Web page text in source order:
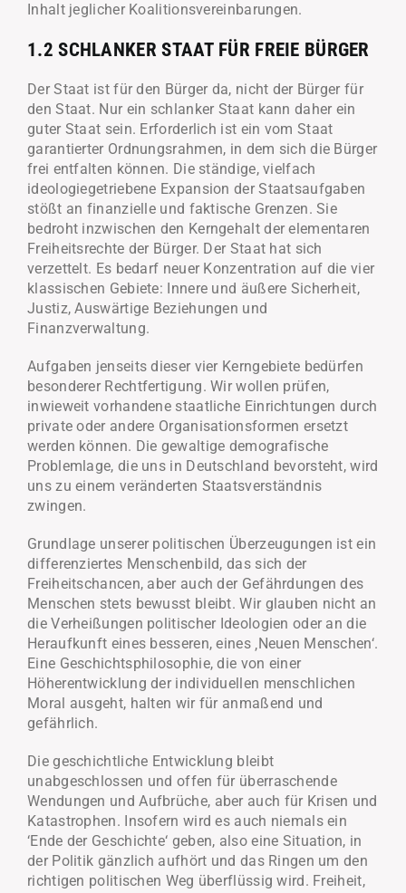
Inhalt jeglicher Koalitionsvereinbarungen.
1.2 SCHLANKER STAAT FÜR FREIE BÜRGER
Der Staat ist für den Bürger da, nicht der Bürger für
den Staat. Nur ein schlanker Staat kann daher ein
guter Staat sein. Erforderlich ist ein vom Staat
garantierter Ordnungsrahmen, in dem sich die Bürger
frei entfalten können. Die ständige, vielfach
ideologiegetriebene Expansion der Staatsaufgaben
stößt an finanzielle und faktische Grenzen. Sie
bedroht inzwischen den Kerngehalt der elementaren
Freiheitsrechte der Bürger. Der Staat hat sich
verzettelt. Es bedarf neuer Konzentration auf die vier
klassischen Gebiete: Innere und äußere Sicherheit,
Justiz, Auswärtige Beziehungen und
Finanzverwaltung.
Aufgaben jenseits dieser vier Kerngebiete bedürfen
besonderer Rechtfertigung. Wir wollen prüfen,
inwieweit vorhandene staatliche Einrichtungen durch
private oder andere Organisationsformen ersetzt
werden können. Die gewaltige demografische
Problemlage, die uns in Deutschland bevorsteht, wird
uns zu einem veränderten Staatsverständnis
zwingen.
Grundlage unserer politischen Überzeugungen ist ein
differenziertes Menschenbild, das sich der
Freiheitschancen, aber auch der Gefährdungen des
Menschen stets bewusst bleibt. Wir glauben nicht an
die Verheißungen politischer Ideologien oder an die
Heraufkunft eines besseren, eines ‚Neuen Menschen‘.
Eine Geschichtsphilosophie, die von einer
Höherentwicklung der individuellen menschlichen
Moral ausgeht, halten wir für anmaßend und
gefährlich.
Die geschichtliche Entwicklung bleibt
unabgeschlossen und offen für überraschende
Wendungen und Aufbrüche, aber auch für Krisen und
Katastrophen. Insofern wird es auch niemals ein
‘Ende der Geschichte‘ geben, also eine Situation, in
der Politik gänzlich aufhört und das Ringen um den
richtigen politischen Weg überflüssig wird. Freiheit,